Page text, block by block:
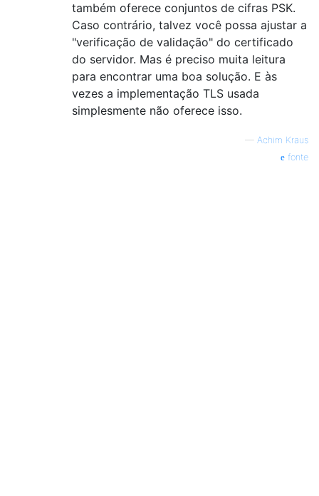
também oferece conjuntos de cifras PSK.
Caso contrário, talvez você possa ajustar a
"verificação de validação" do certificado
do servidor. Mas é preciso muita leitura
para encontrar uma boa solução. E às
vezes a implementação TLS usada
simplesmente não oferece isso.
— Achim Kraus
fonte